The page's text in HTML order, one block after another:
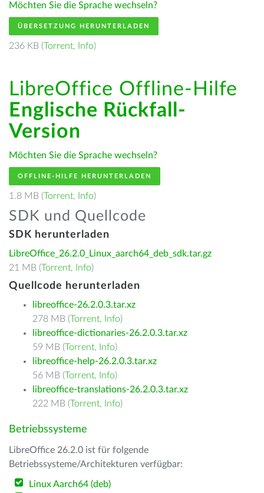
Möchten Sie die Sprache wechseln?
ÜBERSETZUNG HERUNTERLADEN
236 KB (Torrent, Info)
LibreOffice Offline-Hilfe
Englische Rückfall-
Version
Möchten Sie die Sprache wechseln?
OFFLINE-HILFE HERUNTERLADEN
1.8 MB (Torrent, Info)
SDK und Quellcode
SDK herunterladen
LibreOffice_26.2.0_Linux_aarch64_deb_sdk.tar.gz
21 MB (Torrent, Info)
Quellcode herunterladen
libreoffice-26.2.0.3.tar.xz
278 MB (Torrent, Info)
libreoffice-dictionaries-26.2.0.3.tar.xz
59 MB (Torrent, Info)
libreoffice-help-26.2.0.3.tar.xz
56 MB (Torrent, Info)
libreoffice-translations-26.2.0.3.tar.xz
222 MB (Torrent, Info)
Betriebssysteme
LibreOffice 26.2.0 ist für folgende
Betriebssysteme/Architekturen verfügbar:
Linux Aarch64 (deb)